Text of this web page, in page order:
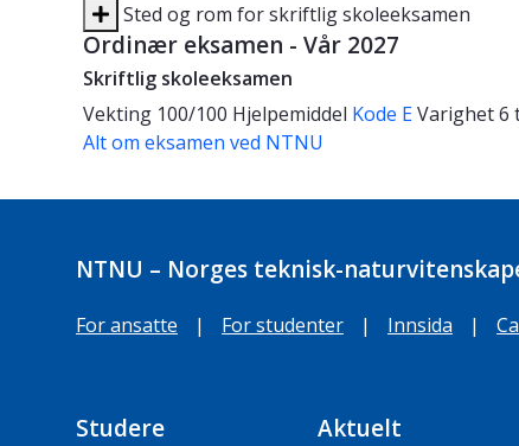
Sted og rom for skriftlig skoleeksamen
Ordinær eksamen - Vår 2027
Skriftlig skoleeksamen
Vekting 100/100 Hjelpemiddel Kode EVarighet6
Alt om eksamen ved NTNU
NTNU – Norges teknisk-
For ansatte | For studenter | Innsida |
Studere Aktuelt